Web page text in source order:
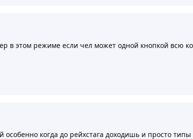
в этом режиме если чел может одной кнопкой всю
особенно когда до рейхстага доходишь и просто